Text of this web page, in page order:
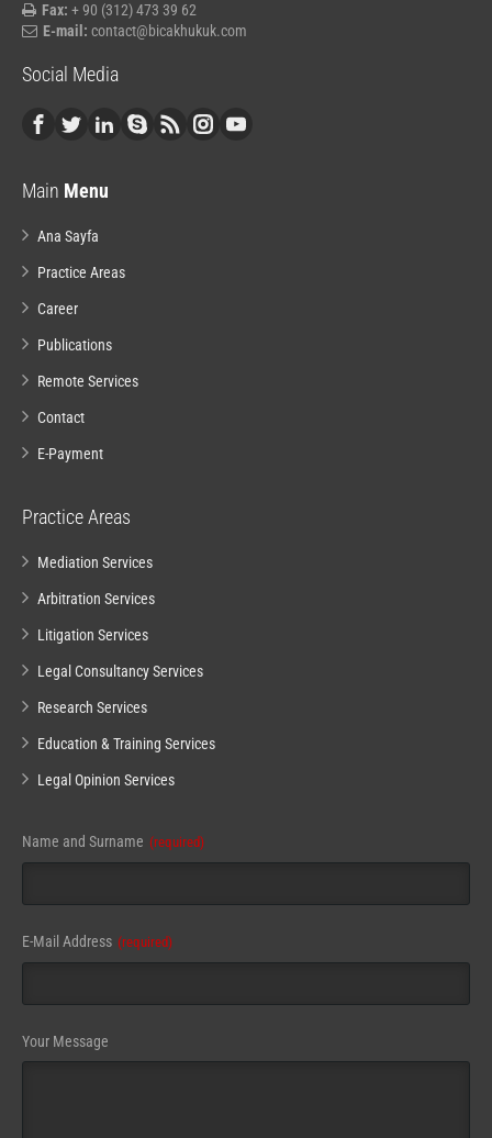
Fax: + 90 (312) 473 39 62
E-mail: contact@bicakhukuk.com
Social Media
Main Menu
Ana Sayfa
Practice Areas
Career
Publications
Remote Services
Contact
E-Payment
Practice Areas
Mediation Services
Arbitration Services
Litigation Services
Legal Consultancy Services
Research Services
Education & Training Services
Legal Opinion Services
Name and Surname (required)
E-Mail Address (required)
Your Message